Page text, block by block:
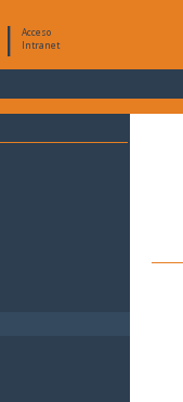
|
Acceso
Intranet